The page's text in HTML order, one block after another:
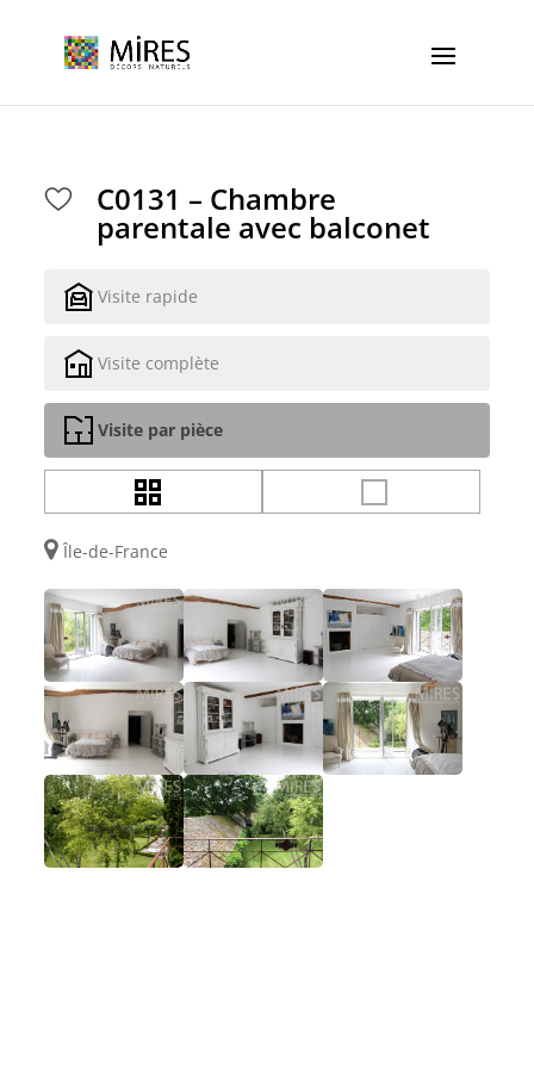
C0131 – Chambre
parentale avec balconet
Visite rapide
Visite complète
Visite par pièce
Île-de-France